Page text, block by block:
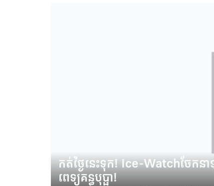
កត់ថ្ងៃនេះទុក! Ice-Watchចែកន
ពេទ្យគន្ធបុប្ផា!